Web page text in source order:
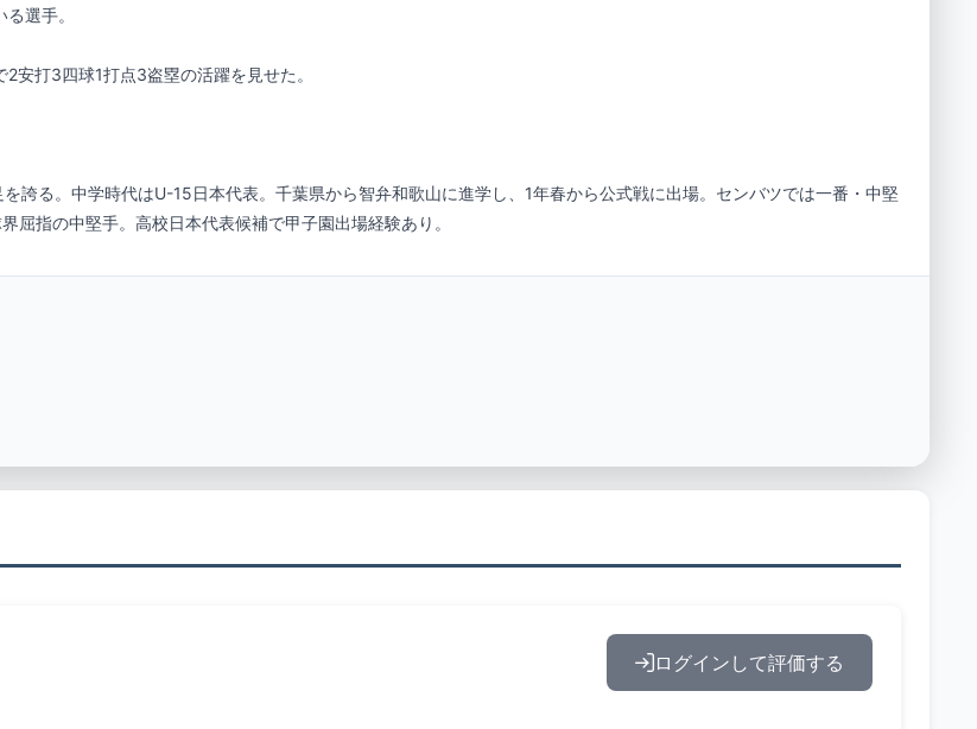
誇る。中学時代はU-15日本代表。千葉県から智弁和歌山に進学し、1年春から公式戦に出場。センバツでは一番・中堅
屈指の中堅手。高校日本代表候補で甲子園出場経験あり。
ログインして評価する